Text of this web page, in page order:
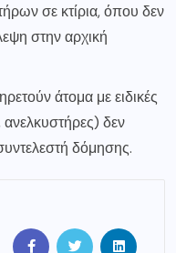
σε κτίρια, όπου δεν
στην αρχική
άτομα με ειδικές
δεν
δόμησης.